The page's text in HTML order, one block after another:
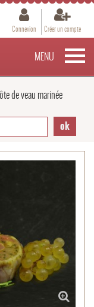
Connexion Créer un compte
MENU
de veau marinée